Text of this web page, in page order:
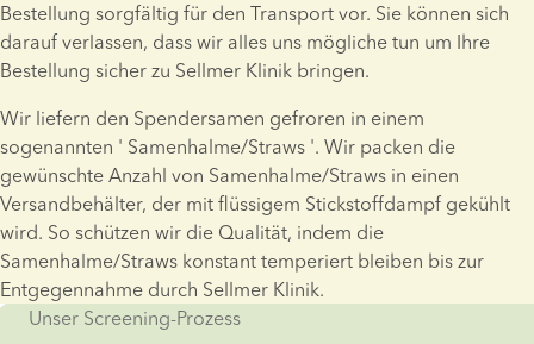
Bestellung sorgfältig für den Transport vor. Sie können sich
darauf verlassen, dass wir alles uns mögliche tun um Ihre
Bestellung sicher zu Sellmer Klinik bringen.
Wir liefern den Spendersamen gefroren in einem
sogenannten ' Samenhalme/Straws '. Wir packen die
gewünschte Anzahl von Samenhalme/Straws in einen
Versandbehälter, der mit flüssigem Stickstoffdampf gekühlt
wird. So schützen wir die Qualität, indem die
Samenhalme/Straws konstant temperiert bleiben bis zur
Entgegennahme durch Sellmer Klinik.
Unser Screening-Prozess